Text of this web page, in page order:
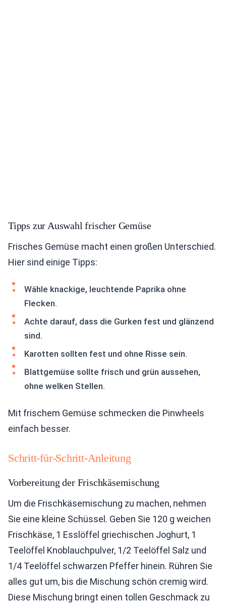
Tipps zur Auswahl frischer Gemüse
Frisches Gemüse macht einen großen Unterschied.
Hier sind einige Tipps:
Wähle knackige, leuchtende Paprika ohne
Flecken.
Achte darauf, dass die Gurken fest und glänzend
sind.
Karotten sollten fest und ohne Risse sein.
Blattgemüse sollte frisch und grün aussehen,
ohne welken Stellen.
Mit frischem Gemüse schmecken die Pinwheels
einfach besser.
Schritt-für-Schritt-Anleitung
Vorbereitung der Frischkäsemischung
Um die Frischkäsemischung zu machen, nehmen
Sie eine kleine Schüssel. Geben Sie 120 g weichen
Frischkäse, 1 Esslöffel griechischen Joghurt, 1
Teelöffel Knoblauchpulver, 1/2 Teelöffel Salz und
1/4 Teelöffel schwarzen Pfeffer hinein. Rühren Sie
alles gut um, bis die Mischung schön cremig wird.
Diese Mischung bringt einen tollen Geschmack zu